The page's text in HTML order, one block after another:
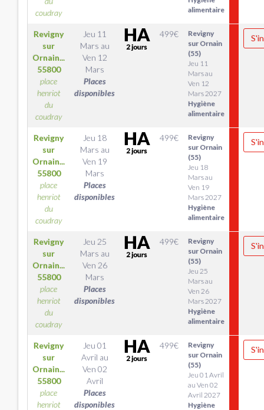
coudray
alimentaire
Revigny
sur
Ornain...
55800
place
henriot
du
coudray
Jeu 11
Mars au
Ven 12
Mars
Places
disponibles
499€
Revigny
sur Ornain
(55)
Jeu 11
Mars au
Ven 12
Mars 2027
Hygiène
alimentaire
Revigny
sur
Ornain...
55800
place
henriot
du
coudray
Jeu 18
Mars au
Ven 19
Mars
Places
disponibles
499€
Revigny
sur Ornain
(55)
Jeu 18
Mars au
Ven 19
Mars 2027
Hygiène
alimentaire
Revigny
sur
Ornain...
55800
place
henriot
du
coudray
Jeu 25
Mars au
Ven 26
Mars
Places
disponibles
499€
Revigny
sur Ornain
(55)
Jeu 25
Mars au
Ven 26
Mars 2027
Hygiène
alimentaire
Revigny
sur
Ornain...
55800
place
henriot
Jeu 01
Avril au
Ven 02
Avril
Places
disponibles
499€
Revigny
sur Ornain
(55)
Jeu 01 Avril
au Ven 02
Avril 2027
Hygiène